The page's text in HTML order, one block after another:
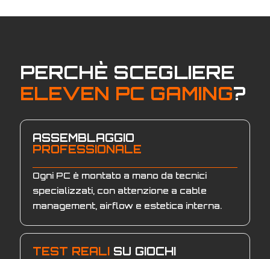
PERCHÈ SCEGLIERE
ELEVEN PC GAMING?
ASSEMBLAGGIO
PROFESSIONALE
Ogni PC è montato a mano da tecnici
specializzati, con attenzione a cable
management, airflow e estetica interna.
TEST REALI SU GIOCHI